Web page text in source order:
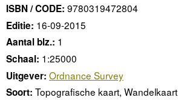
ISBN / CODE: 9780319472804
Editie: 16-09-2015
Aantal blz.: 1
Schaal: 1:25000
Uitgever: Ordnance Survey
Soort: Topografische kaart, Wandelkaart